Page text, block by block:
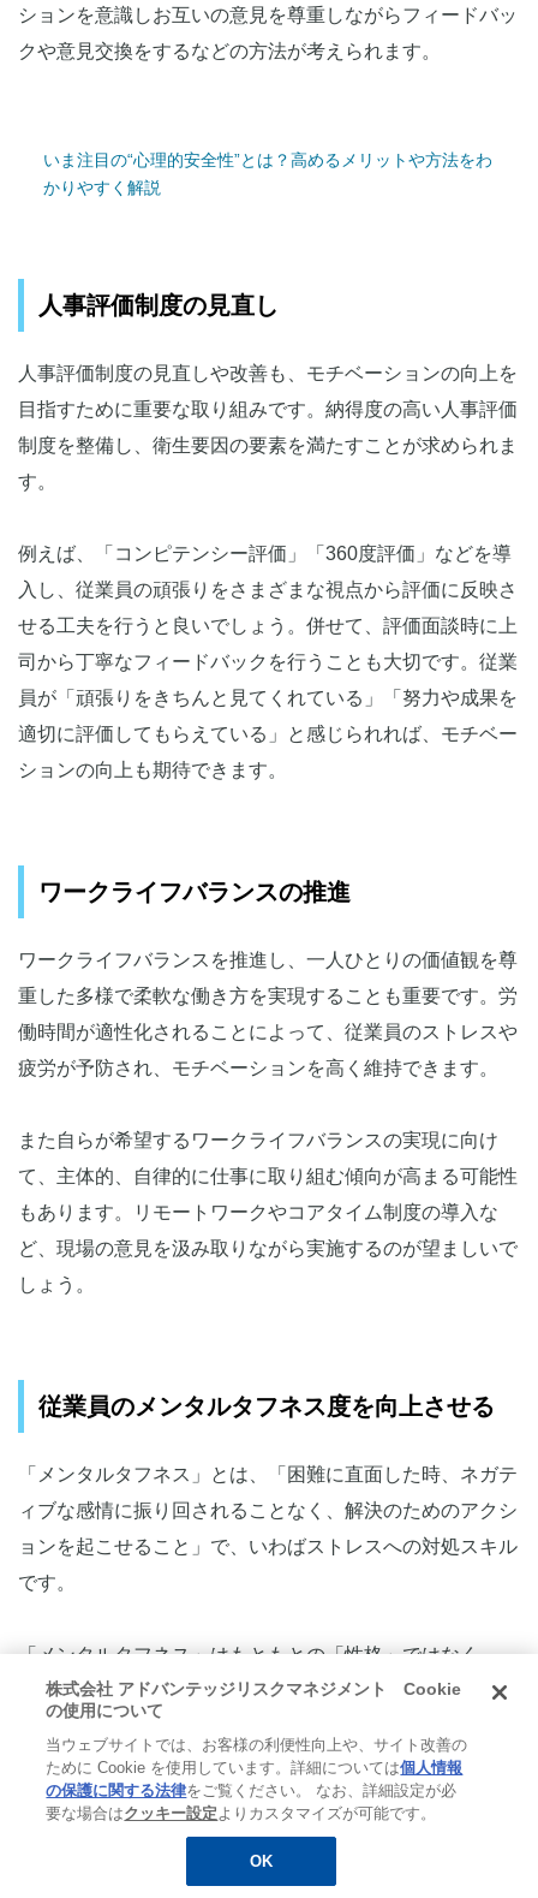
ションを意識しお互いの意見を尊重しながらフィードバッ
クや意見交換をするなどの方法が考えられます。
いま注目の“心理的安全性”とは？高めるメリットや方法をわ
かりやすく解説
人事評価制度の見直し
人事評価制度の見直しや改善も、モチベーションの向上を
目指すために重要な取り組みです。納得度の高い人事評価
制度を整備し、衛生要因の要素を満たすことが求められま
す。
例えば、「コンピテンシー評価」「360度評価」などを導
入し、従業員の頑張りをさまざまな視点から評価に反映さ
せる工夫を行うと良いでしょう。併せて、評価面談時に上
司から丁寧なフィードバックを行うことも大切です。従業
員が「頑張りをきちんと見てくれている」「努力や成果を
適切に評価してもらえている」と感じられれば、モチベー
ションの向上も期待できます。
ワークライフバランスの推進
ワークライフバランスを推進し、一人ひとりの価値観を尊
重した多様で柔軟な働き方を実現することも重要です。労
働時間が適性化されることによって、従業員のストレスや
疲労が予防され、モチベーションを高く維持できます。
また自らが希望するワークライフバランスの実現に向け
て、主体的、自律的に仕事に取り組む傾向が高まる可能性
もあります。リモートワークやコアタイム制度の導入な
ど、現場の意見を汲み取りながら実施するのが望ましいで
しょう。
従業員のメンタルタフネス度を向上させる
「メンタルタフネス」とは、「困難に直面した時、ネガテ
ィブな感情に振り回されることなく、解決のためのアクシ
ョンを起こせること」で、いわばストレスへの対処スキル
です。
「メンタルタフネス」はもともとの「性格」ではなく、
「開発できるスキル・能力」です。ストレスへの向き合い
す。前向きな気持ちで仕事に臨もうとする気持ちが維持さ
れるため、モチベーションを失いづらくなるでしょう。
株式会社 アドバンテッジリスクマネジメント Cookie
の使用について
当ウェブサイトでは、お客様の利便性向上や、サイト改善の
ために Cookie を使用しています。詳細については個人情報
の保護に関する法律をご覧ください。 なお、詳細設定が必
要な場合はクッキー設定よりカスタマイズが可能です。
OK